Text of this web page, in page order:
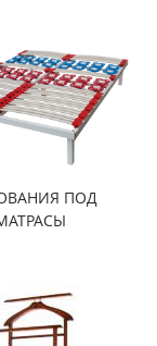
ПОД